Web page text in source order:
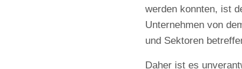
werden konnten, ist
Unternehmen von
und Sektoren
Daher ist es